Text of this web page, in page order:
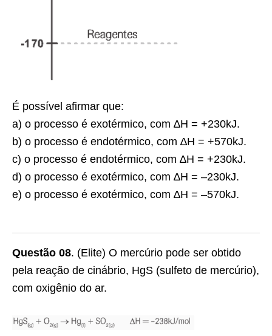
É possível afirmar que:
a) o processo é exotérmico, com ∆H = +230kJ.
b) o processo é endotérmico, com ∆H = +570kJ.
c) o processo é endotérmico, com ∆H = +230kJ.
d) o processo é exotérmico, com ∆H = –230kJ.
e) o processo é exotérmico, com ∆H = –570kJ.
Questão 08. (Elite) O mercúrio pode ser obtido
pela reação de cinábrio, HgS (sulfeto de mercúrio),
com oxigênio do ar.